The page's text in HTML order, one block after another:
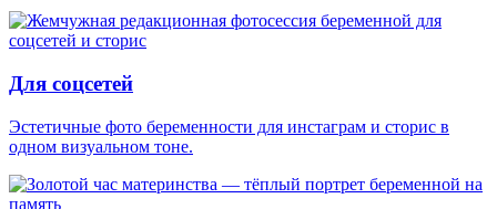
Для соцсетей
Эстетичные фото беременности для инстаграм и сторис в
одном визуальном тоне.